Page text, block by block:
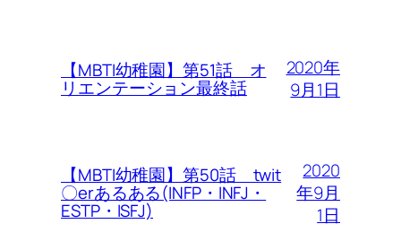
【MBTI幼稚園】第51話 オ
リエンテーション最終話
2020年
9月1日
【MBTI幼稚園】第50話 twit
〇erあるある(INFP・INFJ・
ESTP・ISFJ)
2020
年9月
1日